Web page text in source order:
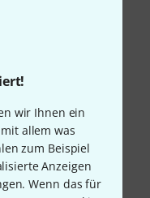
wir Ihnen ein
allem was
zum Beispiel
Anzeigen
Wenn das für
Plattformen
der 30-Tage-